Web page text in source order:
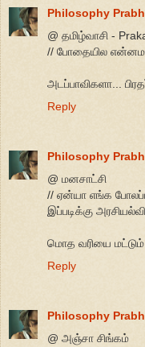
Philosophy
@ தமிழ்வாசி -
// போதையில என்னமா
அடப்பாவிகளா...
Reply
Philosophy
@ மனசாட்சி
// ஏன்யா எங்க
இப்படிக்கு
மொத வரியை மட்டும்
Reply
Philosophy
@ அஞ்சா சிங்கம்